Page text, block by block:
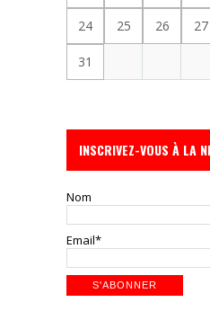
24 25 26 27
31
INSCRIVEZ-VOUS À LA
Nom
Email*